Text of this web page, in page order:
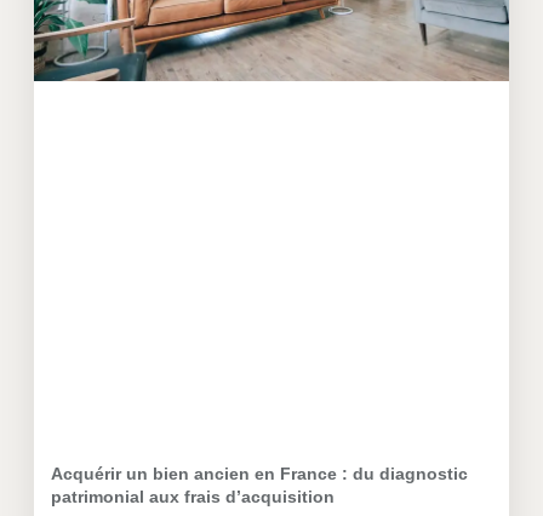
Acquérir un bien ancien en France : du diagnostic
patrimonial aux frais d’acquisition